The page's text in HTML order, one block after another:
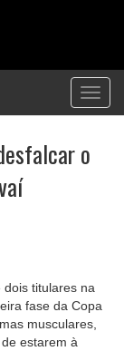
o
dois titulares na
fase da Copa
musculares,
estarem à